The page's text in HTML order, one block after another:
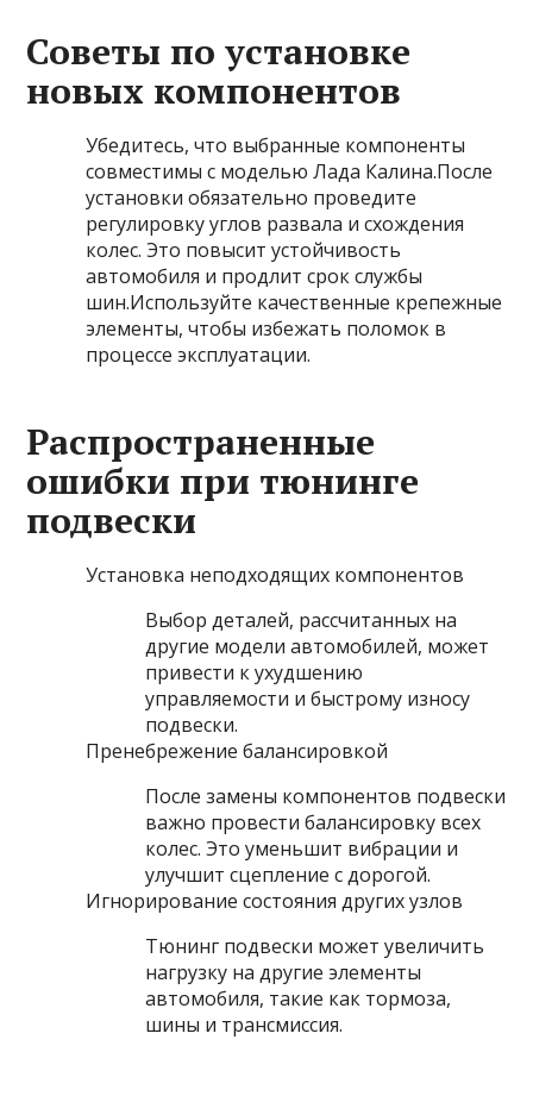
Советы по установке
новых компонентов
Убедитесь, что выбранные компоненты
совместимы с моделью Лада Калина.После
установки обязательно проведите
регулировку углов развала и схождения
колес. Это повысит устойчивость
автомобиля и продлит срок службы
шин.Используйте качественные крепежные
элементы, чтобы избежать поломок в
процессе эксплуатации.
Распространенные
ошибки при тюнинге
подвески
Установка неподходящих компонентов
Выбор деталей, рассчитанных на
другие модели автомобилей, может
привести к ухудшению
управляемости и быстрому износу
подвески.
Пренебрежение балансировкой
После замены компонентов подвески
важно провести балансировку всех
колес. Это уменьшит вибрации и
улучшит сцепление с дорогой.
Игнорирование состояния других узлов
Тюнинг подвески может увеличить
нагрузку на другие элементы
автомобиля, такие как тормоза,
шины и трансмиссия.